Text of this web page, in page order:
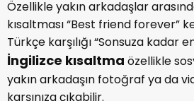
Özellikle yakın arkadaşlar
kısaltması “Best friend forever”
Türkçe karşılığı “Sonsuza kadar
İngilizce kısaltmaözellikle